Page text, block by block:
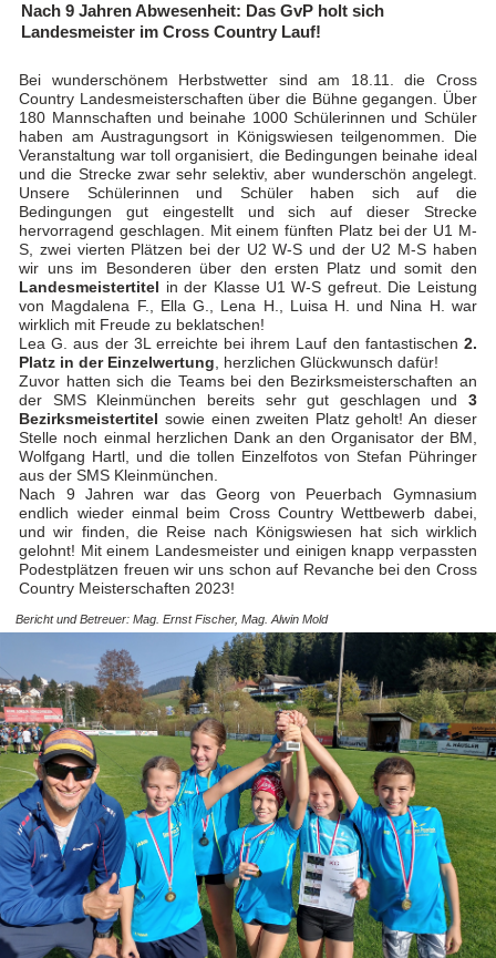
Nach 9 Jahren Abwesenheit: Das GvP holt sich
Landesmeister im Cross Country Lauf!
Bei wunderschönem Herbstwetter sind am 18.11. die Cross
Country Landesmeisterschaften über die Bühne gegangen. Über
180 Mannschaften und beinahe 1000 Schülerinnen und Schüler
haben am Austragungsort in Königswiesen teilgenommen. Die
Veranstaltung war toll organisiert, die Bedingungen beinahe ideal
und die Strecke zwar sehr selektiv, aber wunderschön angelegt.
Unsere Schülerinnen und Schüler haben sich auf die
Bedingungen gut eingestellt und sich auf dieser Strecke
hervorragend geschlagen. Mit einem fünften Platz bei der U1 M-
S, zwei vierten Plätzen bei der U2 W-S und der U2 M-S haben
wir uns im Besonderen über den ersten Platz und somit den
Landesmeistertitel
in der Klasse U1 W-S gefreut. Die Leistung
von Magdalena F., Ella G., Lena H., Luisa H. und Nina H. war
wirklich mit Freude zu beklatschen!
Lea G. aus der 3L erreichte bei ihrem Lauf den fantastischen 2.
Platz in der Einzelwertung, herzlichen Glückwunsch dafür!
Zuvor hatten sich die Teams bei den Bezirksmeisterschaften an
der SMS Kleinmünchen bereits sehr gut geschlagen und 3
Bezirksmeistertitel
sowie einen zweiten Platz geholt! An dieser
Stelle noch einmal herzlichen Dank an den Organisator der BM,
Wolfgang Hartl, und die tollen Einzelfotos von Stefan Pühringer
aus der SMS Kleinmünchen.
Nach 9 Jahren war das Georg von Peuerbach Gymnasium
endlich wieder einmal beim Cross Country Wettbewerb dabei,
und wir finden, die Reise nach Königswiesen hat sich wirklich
gelohnt! Mit einem Landesmeister und einigen knapp verpassten
Podestplätzen freuen wir uns schon auf Revanche bei den Cross
Country Meisterschaften 2023!
Bericht und Betreuer: Mag. Ernst Fischer, Mag. Alwin Mold